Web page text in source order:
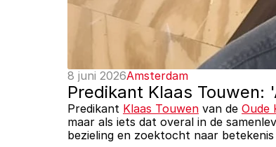
8 juni 2026Amsterdam
Predikant Klaas
Predikant Klaas Touwen van de Oude
maar als iets dat overal in de
bezieling en zoektocht naar